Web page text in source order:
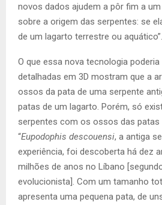
novos dados ajudem a pôr fim a
sobre a origem das serpentes: se
de um lagarto terrestre ou aquático”.
O que essa nova tecnologia
detalhadas em 3D mostram que a
ossos da pata de uma serpente
patas de um lagarto. Porém, só
serpentes com os ossos das patas
“Eupodophis descouensi, a antiga
experiência, foi descoberta há dez
milhões de anos no Líbano
evolucionista]. Com um tamanho
apresenta uma pequena pata, de